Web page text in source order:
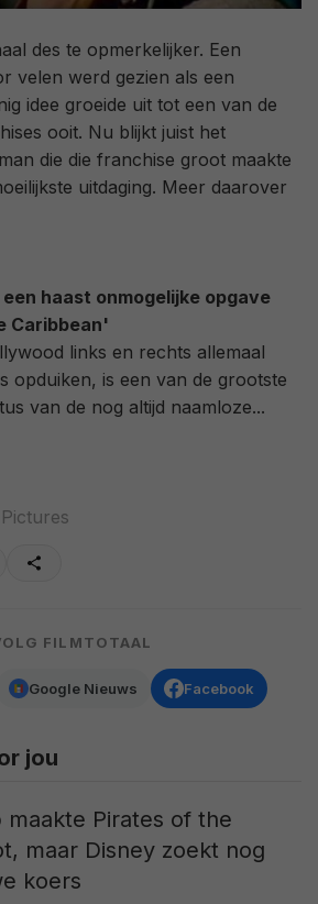
des te opmerkelijker. Een
velen werd gezien als een
idee groeide uit tot een van de
ooit. Nu blijkt juist het
die die franchise groot maakte
uitdaging. Meer daarover
haast onmogelijke opgave
Caribbean'
links en rechts allemaal
opduiken, is een van de grootste
van de nog altijd naamloze...
FILMTOTAAL
Google Nieuws Facebook
jou